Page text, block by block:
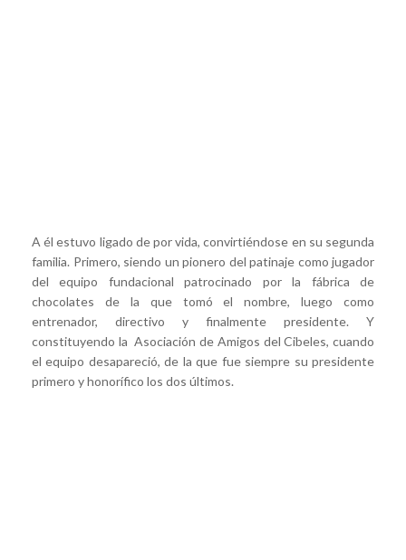
A él estuvo ligado de por vida, convirtiéndose en su segunda
familia. Primero, siendo un pionero del patinaje como jugador
del equipo fundacional patrocinado por la fábrica de
chocolates de la que tomó el nombre, luego como
entrenador, directivo y finalmente presidente. Y
constituyendo la Asociación de Amigos del Cibeles, cuando
el equipo desapareció, de la que fue siempre su presidente
primero y honorífico los dos últimos.